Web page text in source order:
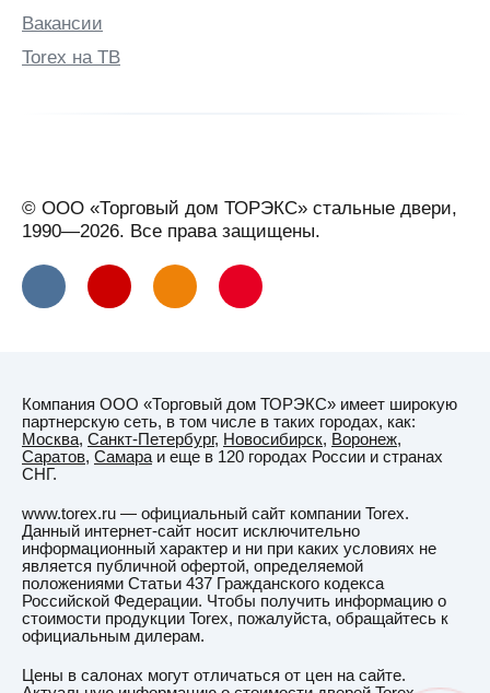
Вакансии
Torex на ТВ
© ООО «Торговый дом ТОРЭКС» стальные двери,
1990—2026. Все права защищены.
Компания ООО «Торговый дом ТОРЭКС» имеет широкую
партнерскую сеть, в том числе в таких городах, как:
Москва, Санкт-Петербург, Новосибирск, Воронеж,
Саратов, Самараи еще в 120 городах России и странах
СНГ.
www.torex.ru — официальный сайт компании Torex.
Данный интернет-сайт носит исключительно
информационный характер и ни при каких условиях не
является публичной офертой, определяемой
положениями Статьи 437 Гражданского кодекса
Российской Федерации. Чтобы получить информацию о
стоимости продукции Torex, пожалуйста, обращайтесь к
официальным дилерам.
Цены в салонах могут отличаться от цен на сайте.